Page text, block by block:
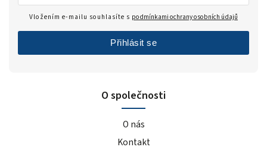
O společnosti
O nás
Kontakt
Vložením e-mailu souhlasíte s podmínkami ochrany osobních údajů
Přihlásit se